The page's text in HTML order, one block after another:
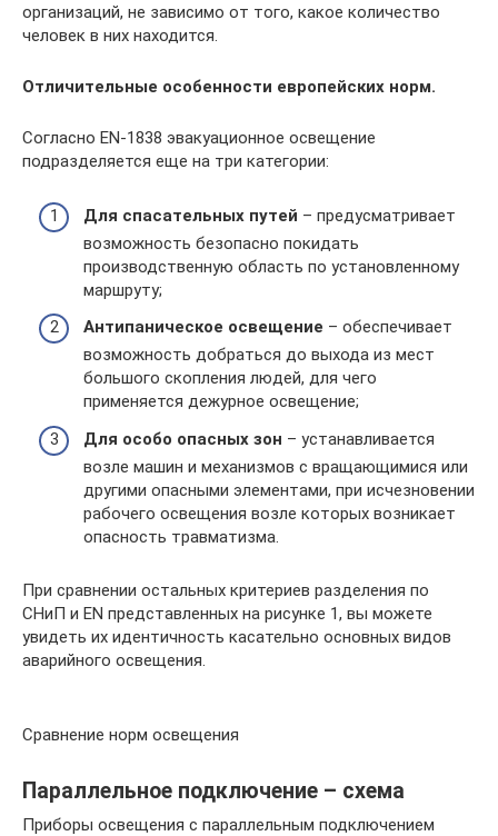
организаций, не зависимо от того, какое количество
человек в них находится.
Отличительные особенности европейских норм.
Согласно EN-1838 эвакуационное освещение
подразделяется еще на три категории:
Для спасательных путей – предусматривает
возможность безопасно покидать
производственную область по установленному
маршруту;
Антипаническое освещение – обеспечивает
возможность добраться до выхода из мест
большого скопления людей, для чего
применяется дежурное освещение;
Для особо опасных зон – устанавливается
возле машин и механизмов с вращающимися или
другими опасными элементами, при исчезновении
рабочего освещения возле которых возникает
опасность травматизма.
При сравнении остальных критериев разделения по
СНиП и EN представленных на рисунке 1, вы можете
увидеть их идентичность касательно основных видов
аварийного освещения.
Сравнение норм освещения
Параллельное подключение – схема
Приборы освещения с параллельным подключением